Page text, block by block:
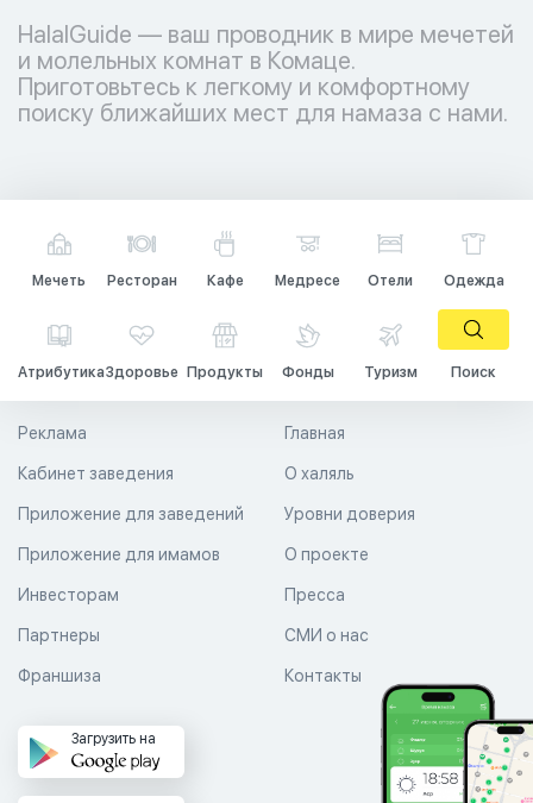
HalalGuide — ваш проводник в мире мечетей
и молельных комнат в Комаце.
Приготовьтесь к легкому и комфортному
поиску ближайших мест для намаза с нами.
Мечеть Ресторан Кафе Медресе Отели Одежда
АтрибутикаЗдоровье Продукты Фонды Туризм Поиск
Главная
О халяль
Уровни доверия
Реклама
Кабинет заведения
Приложение для заведений
Приложение для имамов О проекте
Пресса
СМИ о нас
Контакты
Инвесторам
Партнеры
Франшиза
Загрузить на